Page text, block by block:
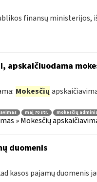
finansų ministerijos,
apskaičiuodama
Mokesčių
maį 70 str. mokesčių
» Mokesčių
duomenis
kasos pajamų duomenis